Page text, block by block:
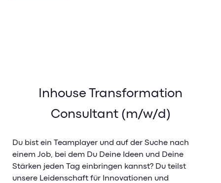
Inhouse Transformation
Consultant (m/w/d)
Du bist ein Teamplayer und auf der Suche nach
einem Job, bei dem Du Deine Ideen und Deine
Stärken jeden Tag einbringen kannst? Du teilst
unsere Leidenschaft für Innovationen und